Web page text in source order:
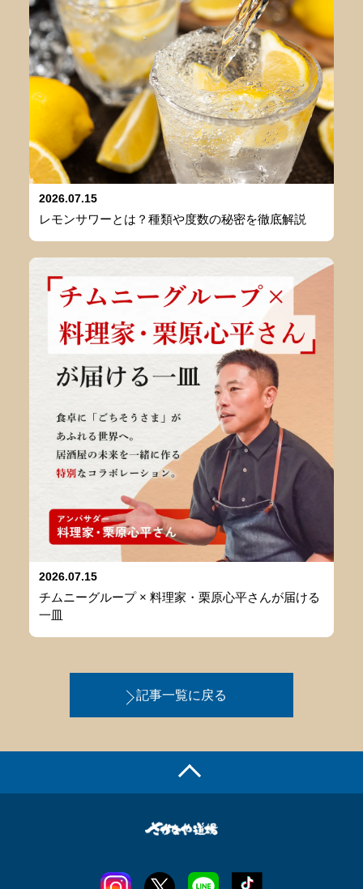
2026.07.15
レモンサワーとは？種類や度数の秘密を徹底解説
2026.07.15
チムニーグループ × 料理家・栗原心平さんが届ける
一皿
記事一覧に戻る